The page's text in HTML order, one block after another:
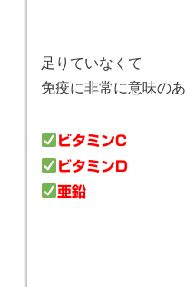
足りていなくて
免疫に非常に意味の
ビタミンC
ビタミンD
亜鉛